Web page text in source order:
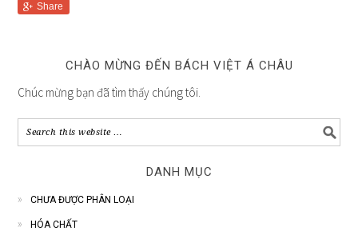
Share
CHÀO MỪNG ĐẾN BÁCH VIỆT Á CHÂU
Chúc mừng bạn đã tìm thấy chúng tôi.
DANH MỤC
CHƯA ĐƯỢC PHÂN LOẠI
HÓA CHẤT